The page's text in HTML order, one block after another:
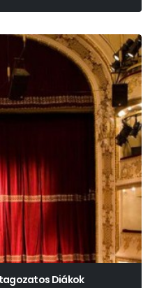
Diákok